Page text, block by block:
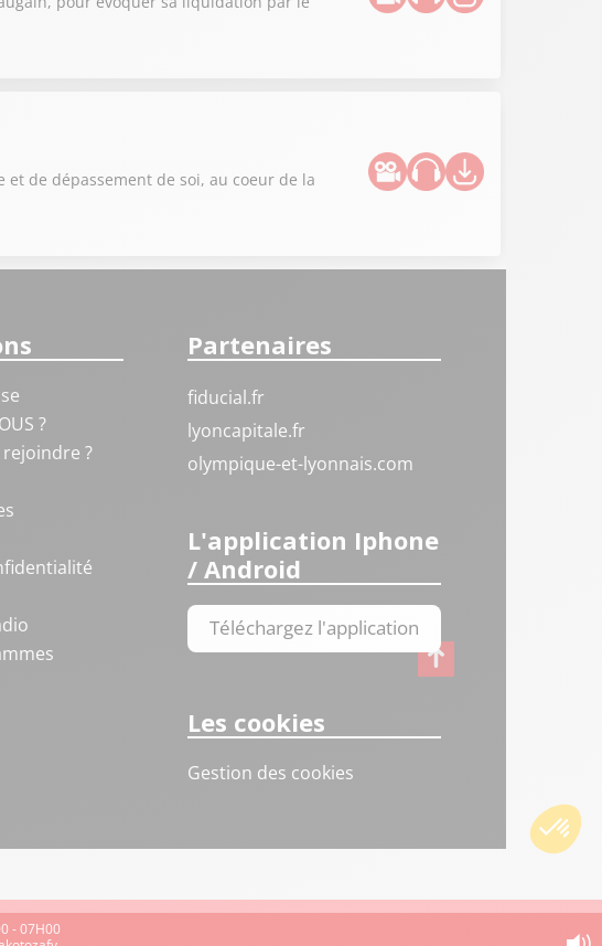
de dépassement de soi, au coeur de la
?
?
Partenaires
fiducial.fr
lyoncapitale.fr
olympique-et-lyonnais.com
L'application Iphone
/ Android
Téléchargez l'application
Les cookies
Gestion des cookies
- 07H00